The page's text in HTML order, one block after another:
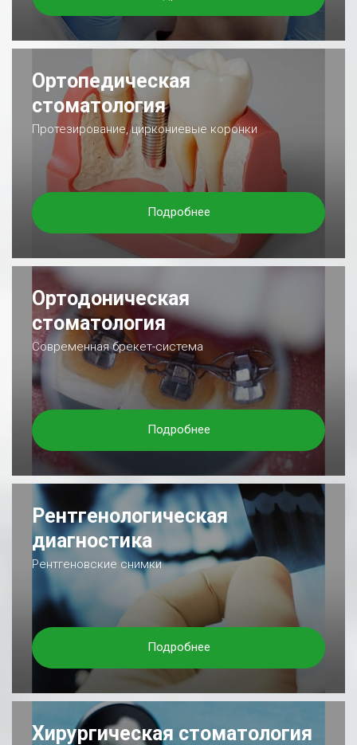
Ортопедическая
стоматология
Протезирование, циркониевые коронки
Подробнее
Ортодоническая
стоматология
Современная брекет-система
Подробнее
Рентгенологическая
диагностика
Рентгеновские снимки
Подробнее
Хирургическая стоматология